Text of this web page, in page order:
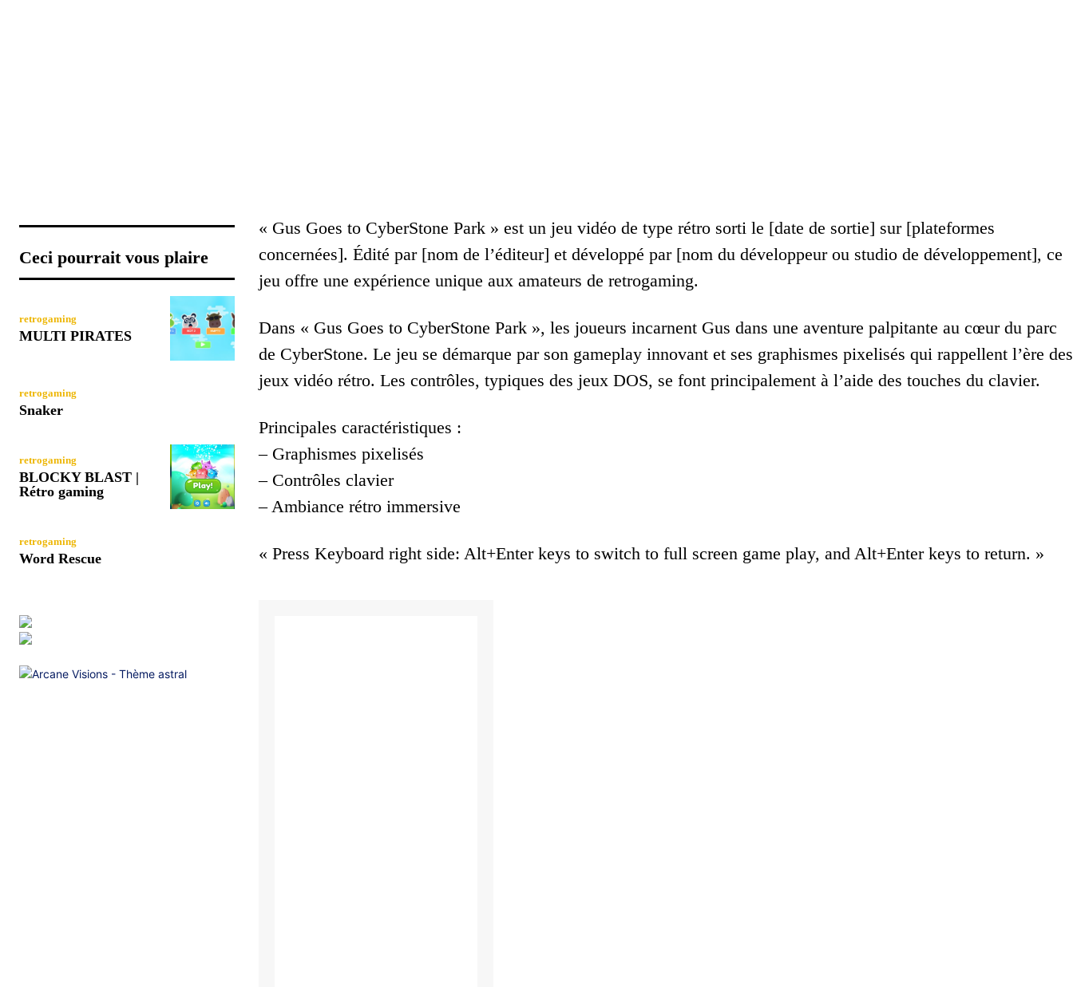
Ceci pourrait vous plaire
retrogaming
MULTI PIRATES
retrogaming
Snaker
retrogaming
BLOCKY BLAST |
Rétro gaming
retrogaming
Word Rescue
« Gus Goes to CyberStone Park » est un jeu vidéo de type rétro sorti le [date de sortie] sur [plateformes
concernées]. Édité par [nom de l’éditeur] et développé par [nom du développeur ou studio de développement], ce
jeu offre une expérience unique aux amateurs de retrogaming.
Dans « Gus Goes to CyberStone Park », les joueurs incarnent Gus dans une aventure palpitante au cœur du parc
de CyberStone. Le jeu se démarque par son gameplay innovant et ses graphismes pixelisés qui rappellent l’ère des
jeux vidéo rétro. Les contrôles, typiques des jeux DOS, se font principalement à l’aide des touches du clavier.
Principales caractéristiques :
– Graphismes pixelisés
– Contrôles clavier
– Ambiance rétro immersive
« Press Keyboard right side: Alt+Enter keys to switch to full screen game play, and Alt+Enter keys to return. »